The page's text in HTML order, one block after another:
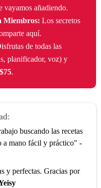
vayamos añadiendo.
Miembros: Los secretos
aquí.
de todas las
planificador, voz) y
.
buscando las recetas
a mano fácil y práctico" -
y perfectas. Gracias por